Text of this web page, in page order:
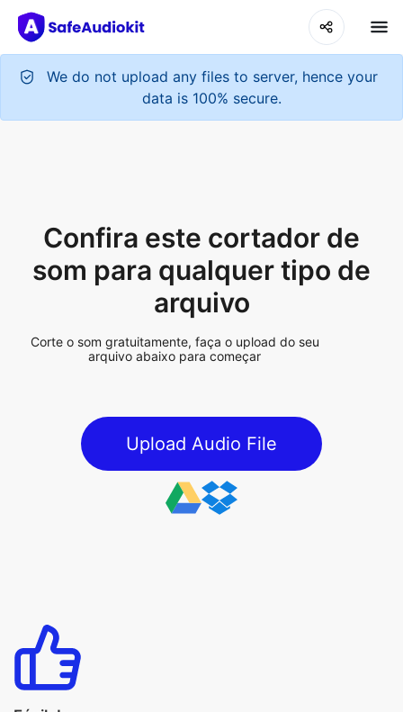
We do not upload any files to server, hence your
data is 100% secure.
arquivo
Corte o som gratuitamente, faça o upload do seu
arquivo abaixo para começar
Upload Audio File
Fácil de usar
Nossa ferramenta gratuita Sound Cutter é muito simples de
usar. Você não precisa de nenhum conhecimento prévio de